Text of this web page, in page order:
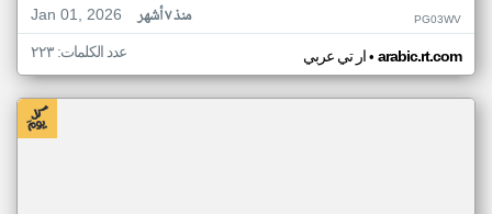
Jan 01, 2026
منذ ٧ أشهر PG03WV
ار تي عربي• arabic.rt.com عدد الكلمات: ٢٢٣